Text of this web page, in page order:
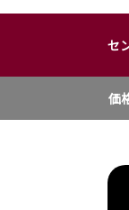
セ
価